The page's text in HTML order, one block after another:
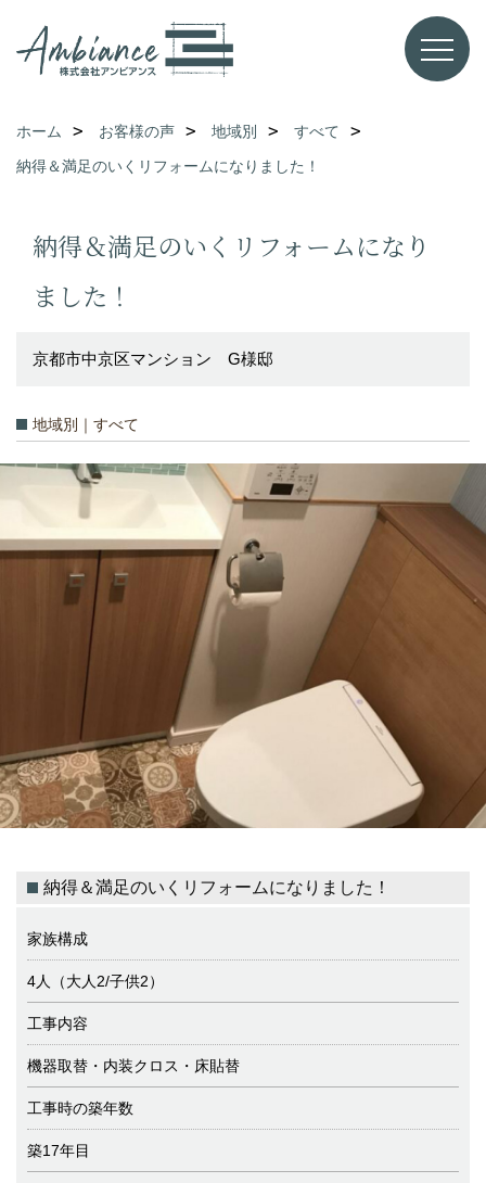
ホーム お客様の声 地域別
すべて
納得＆満足のいくリフォームになりました！
納得＆満足のいくリフォームになり
ました！
京都市中京区マンション G様邸
地域別｜すべて
納得＆満足のいくリフォームになりました！
家族構成
4人（大人2/子供2）
工事内容
機器取替・内装クロス・床貼替
工事時の築年数
築17年目